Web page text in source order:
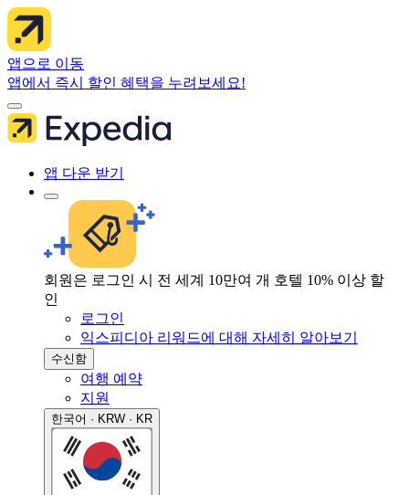
앱으로 이동
앱에서 즉시 할인 혜택을 누려보세요!
앱 다운 받기
회원은 로그인 시 전 세계 10만여 개 호텔 10% 이상 할
인
로그인
익스피디아 리워드에 대해 자세히 알아보기
수신함
여행 예약
지원
한국어 · KRW · KR